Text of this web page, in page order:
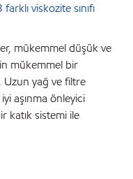
viskozite sınıfı
mükemmel düşük ve
mükemmel bir
Uzun yağ ve filtre
aşınma önleyici
katık sistemi ile